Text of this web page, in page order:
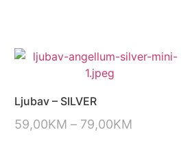
Ljubav – SILVER
59,00KM – 79,00KM